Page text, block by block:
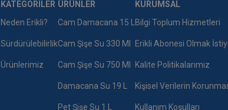
Info menu
KATEGORILER
Neden Erikli?
Sürdürülebilirlik
Ürünlerimiz
ÜRÜNLER
Cam Damacana 15 L
Cam Şişe Su 330 Ml
Cam Şişe Su 750 Ml
Damacana Su 19 L
Pet Şişe Su 1 L
KURUMSAL
Bilgi Toplum Hizmetleri
Erikli Abonesi Olmak
Kalite Politikalarımız
Kişisel Verilerin
Kullanım Koşulları